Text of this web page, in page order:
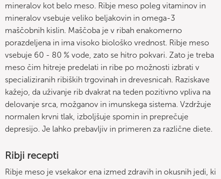
mineralov kot belo meso. Ribje meso poleg vitaminov in
mineralov vsebuje veliko beljakovin in omega-3
maščobnih kislin. Maščoba je v ribah enakomerno
porazdeljena in ima visoko biološko vrednost. Ribje meso
vsebuje 60 - 80 % vode, zato se hitro pokvari. Zato je treba
meso čim hitreje predelati in ribe po možnosti izbrati v
specializiranih ribiških trgovinah in drevesnicah. Raziskave
kažejo, da uživanje rib dvakrat na teden pozitivno vpliva na
delovanje srca, možganov in imunskega sistema. Vzdržuje
normalen krvni tlak, izboljšuje spomin in preprečuje
depresijo. Je lahko prebavljiv in primeren za različne diete.
Ribji recepti
Ribje meso je vsekakor ena izmed zdravih in okusnih jedi, ki